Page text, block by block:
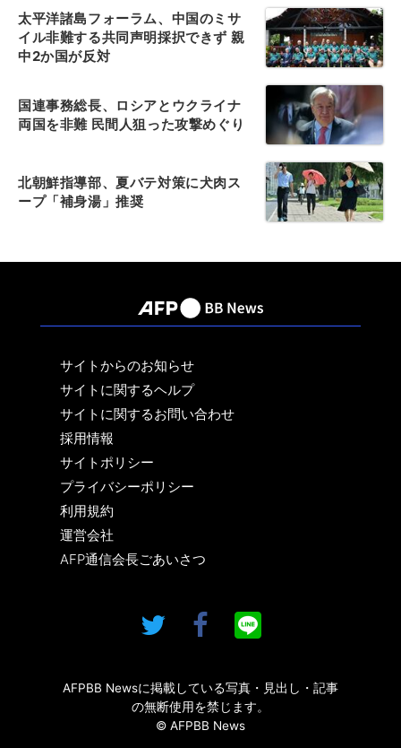
太平洋諸島フォーラム、中国のミサ
イル非難する共同声明採択できず 親
中2か国が反対
国連事務総長、ロシアとウクライナ
両国を非難 民間人狙った攻撃めぐり
北朝鮮指導部、夏バテ対策に犬肉ス
ープ「補身湯」推奨
サイトからのお知らせ
サイトに関するヘルプ
サイトに関するお問い合わせ
採用情報
サイトポリシー
プライバシーポリシー
利用規約
運営会社
AFP通信会長ごあいさつ
AFPBB Newsに掲載している写真・見出し・記事
の無断使用を禁じます。
© AFPBB News